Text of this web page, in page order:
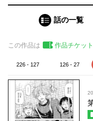
話の一覧
この作品は 作品チケット
226 - 127 126 - 27